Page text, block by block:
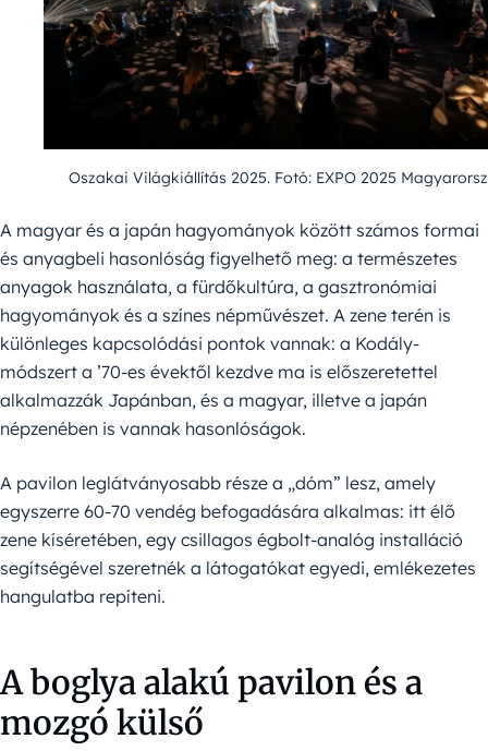
Oszakai Világkiállítás 2025. Fotó: EXPO 2025
A magyar és a japán hagyományok között számos formai
és anyagbeli hasonlóság figyelhető meg: a természetes
anyagok használata, a fürdőkultúra, a gasztronómiai
hagyományok és a színes népművészet. A zene terén is
különleges kapcsolódási pontok vannak: a Kodály-
módszert a ’70-es évektől kezdve ma is előszeretettel
alkalmazzák Japánban, és a magyar, illetve a japán
népzenében is vannak hasonlóságok.
A pavilon leglátványosabb része a „dóm” lesz, amely
egyszerre 60-70 vendég befogadására alkalmas: itt élő
zene kíséretében, egy csillagos égbolt-analóg installáció
segítségével szeretnék a látogatókat egyedi, emlékezetes
hangulatba repíteni.
A boglya alakú pavilon és a
mozgó külső